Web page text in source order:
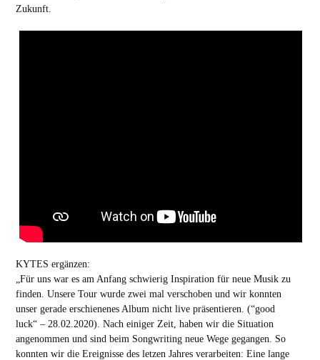
Zukunft.
KYTES ergänzen:
„Für uns war es am Anfang schwierig Inspiration für neue Musik zu
finden. Unsere Tour wurde zwei mal verschoben und wir konnten
unser gerade erschienenes Album nicht live präsentieren. (“good
luck“ – 28.02.2020). Nach einiger Zeit, haben wir die Situation
angenommen und sind beim Songwriting neue Wege gegangen. So
konnten wir die Ereignisse des letzen Jahres verarbeiten: Eine lange